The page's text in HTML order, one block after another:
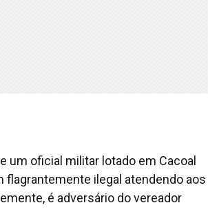
um oficial militar lotado em Cacoal
ilegal atendendo aos
é adversário do vereador